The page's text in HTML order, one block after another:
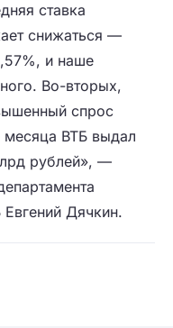
ставка
снижаться —
и наше
Во-вторых,
спрос
месяца ВТБ выдал
рублей», —
Евгений Дячкин.